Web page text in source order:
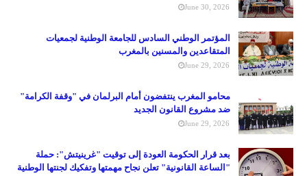
June 30, 2026
المؤتمر الوطني السادس للجامعة الوطنية لجمعيات
المتقاعدين والمسنين بالمغرب
June 29, 2026
محامو المغرب ينتفضون أمام البرلمان في "وقفة الكرامة"
ضد مشروع القانون الجديد
June 29, 2026
بعد قرار الحكومة العودة إلى توقيت "غرينيتش": حملة
"الساعة القانونية" تعلن نجاح مهمتها وتفكيك لجنتها الوطنية